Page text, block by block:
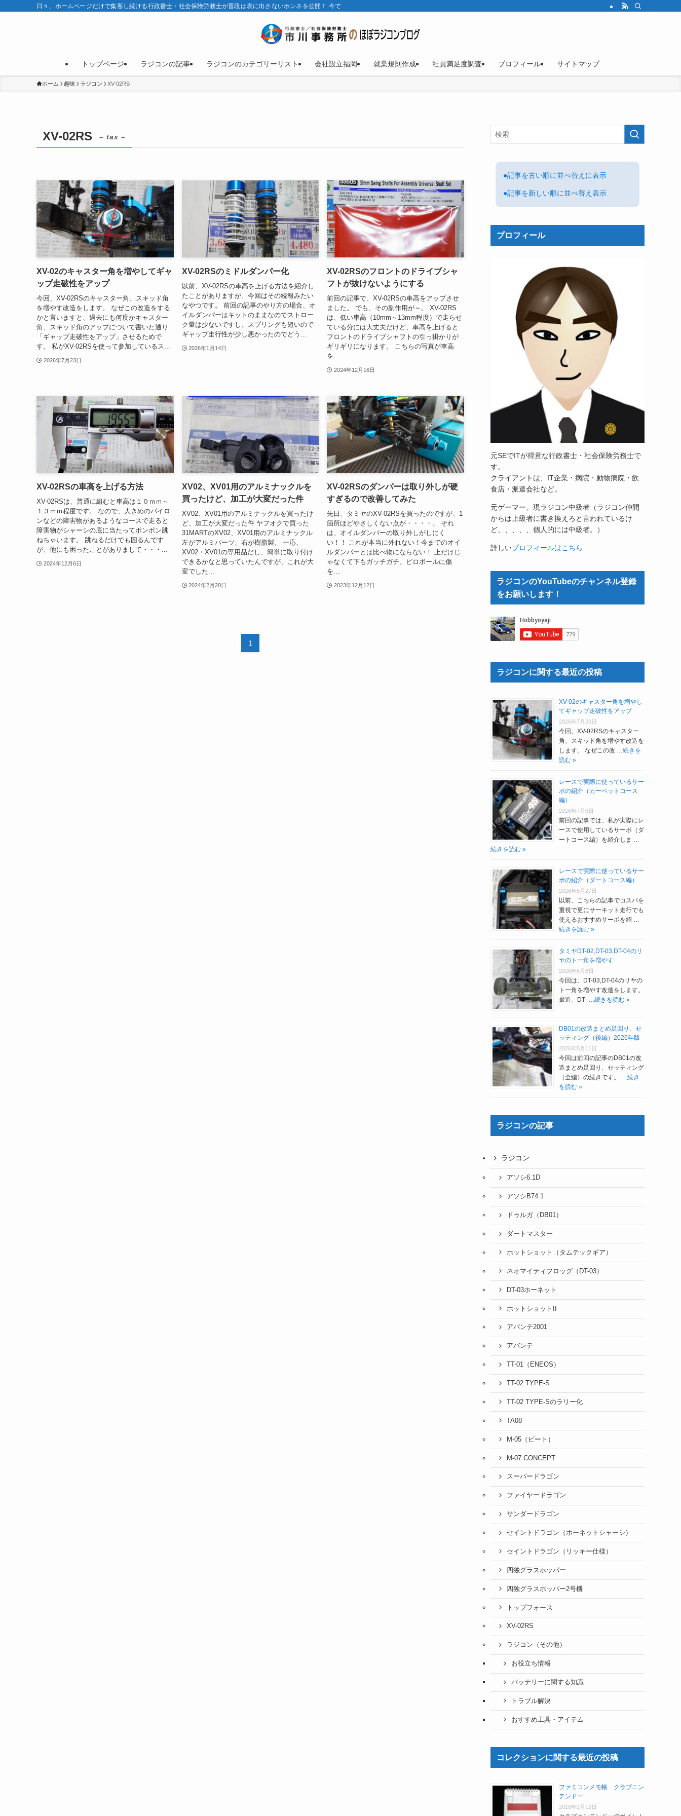
日々、ホームページだけで集客し続ける行政書士・社会保険労務士が普段は表に出さないホンネを公開！ 今では、ほとんどラジコンブログ。
トップページ ラジコンの記事 ラジコンのカテゴリーリスト 会社設立福岡 就業規則作成 社員満足度調査 プロフィール サイトマップ
ホーム 趣味 ラジコン XV-02RS
XV-02RS – tax –
XV-02のキャスター角を増やしてギャ
ップ走破性をアップ
今回、XV-02RSのキャスター角、スキッド角
を増やす改造をします。 なぜこの改造をする
かと言いますと、過去にも何度かキャスター
角、スキッド角のアップについて書いた通り
「ギャップ走破性をアップ」させるためで
す。 私がXV-02RSを使って参加しているス...
2026年7月23日
XV-02RSのミドルダンパー化
以前、XV-02RSの車高を上げる方法を紹介し
たことがありますが、今回はその続報みたい
なやつです。 前回の記事のやり方の場合、オ
イルダンパーはキットのままなのでストロー
ク量は少ないですし、スプリングも短いので
ギャップ走行性が少し悪かったのでどう...
2026年1月14日
XV-02RSのフロントのドライブシャ
フトが抜けないようにする
前回の記事で、XV-02RSの車高をアップさせ
ました。 でも、その副作用が～。 XV-02RS
は、低い車高（10mm～13mm程度）で走らせ
ている分には大丈夫だけど、車高を上げると
フロントのドライブシャフトの引っ掛かりが
ギリギリになります。 こちらの写真が車高
を...
2024年12月16日
XV-02RSの車高を上げる方法
XV-02RSは、普通に組むと車高は１０ｍｍ～
１３ｍｍ程度です。 なので、大きめのパイロ
ンなどの障害物があるようなコースで走ると
障害物がシャーシの底に当たってポンポン跳
ねちゃいます。 跳ねるだけでも困るんです
が、他にも困ったことがありまして・・・...
2024年12月6日
XV02、XV01用のアルミナックルを
買ったけど、加工が大変だった件
XV02、XV01用のアルミナックルを買ったけ
ど、加工が大変だった件 ヤフオクで買った
31MARTのXV02、XV01用のアルミナックル
左がアルミパーツ、右が樹脂製。 一応、
XV02・XV01の専用品だし、簡単に取り付け
できるかなと思っていたんですが、これが大
変でした...
2024年2月20日
XV-02RSのダンパーは取り外しが硬
すぎるので改善してみた
先日、タミヤのXV-02RSを買ったのですが、1
箇所ほどやさしくない点が・・・・。 それ
は、オイルダンパーの取り外しがしにく
い！！ これが本当に外れない！今までのオイ
ルダンパーとは比べ物にならない！ 上だけじ
ゃなくて下もガッチガチ。ピロボールに傷
を...
2023年12月12日
1
●記事を古い順に並べ替えに表示
●記事を新しい順に並べ替え表示
プロフィール
元SEでITが得意な行政書士・社会保険労務士で
す。
クライアントは、IT企業・病院・動物病院・飲
食店・派遣会社など。
元ゲーマー、現ラジコン中級者（ラジコン仲間
からは上級者に書き換えろと言われているけ
ど、、、、、個人的には中級者。）
詳しいプロフィールはこちら
ラジコンのYouTubeのチャンネル登録
をお願いします！
ラジコンに関する最近の投稿
XV-02のキャスター角を増やし
てギャップ走破性をアップ
2026年7月23日
今回、XV-02RSのキャスター
角、スキッド角を増やす改造を
します。 なぜこの改 …続きを
読む »
レースで実際に使っているサー
ボの紹介（カーペットコース
編）
2026年7月6日
前回の記事では、私が実際にレ
ースで使用しているサーボ（ダ
ートコース編）を紹介しま …
続きを読む »
レースで実際に使っているサー
ボの紹介（ダートコース編）
2026年6月27日
以前、こちらの記事でコスパを
重視で更にサーキット走行でも
使えるおすすめサーボを紹 …
続きを読む »
タミヤDT-02,DT-03,DT-04のリ
ヤのトー角を増やす
2026年6月8日
今回は、DT-03,DT-04のリヤの
トー角を増やす改造をします。
最近、DT- …続きを読む »
DB01の改造まとめ足回り、セ
ッティング（後編）2026年版
2026年5月11日
今回は前回の記事のDB01の改
造まとめ足回り、セッティング
（全編）の続きです。 …続き
を読む »
ラジコンの記事
ラジコン
アソシ6.1D
アソシB74.1
ドゥルガ（DB01）
ダートマスター
ホットショット（タムテックギア）
ネオマイティフロッグ（DT-03）
DT-03ホーネット
ホットショットII
アバンテ2001
アバンテ
TT-01（ENEOS）
TT-02 TYPE-S
TT-02 TYPE-Sのラリー化
TA08
M-05（ビート）
M-07 CONCEPT
スーパードラゴン
ファイヤードラゴン
サンダードラゴン
セイントドラゴン（ホーネットシャーシ）
セイントドラゴン（リッキー仕様）
四独グラスホッパー
四独グラスホッパー2号機
トップフォース
XV-02RS
ラジコン（その他）
お役立ち情報
バッテリーに関する知識
トラブル解決
おすすめ工具・アイテム
コレクションに関する最近の投稿
ファミコンメモ帳 クラブニン
テンドー
2018年2月12日